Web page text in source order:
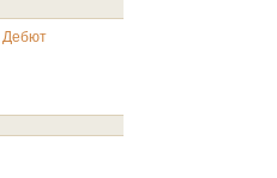
Дебют